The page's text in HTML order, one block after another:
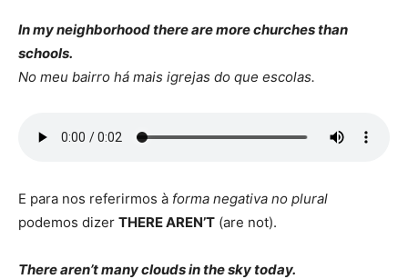
In my neighborhood there are more churches than
schools.
No meu bairro há mais igrejas do que escolas.
E para nos referirmos à forma negativa no plural
podemos dizer THERE AREN’T (are not).
There aren’t many clouds in the sky today.